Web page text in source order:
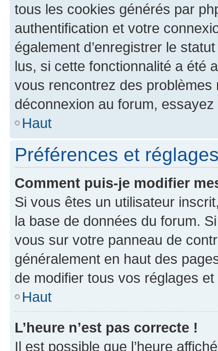
tous les cookies générés par
authentification et votre
également d’enregistrer le
lus, si cette fonctionnalité a été
vous rencontrez des
déconnexion au forum,
Haut
Préférences et
Comment puis-je modifier
Si vous êtes un utilisateur
la base de données du forum.
vous sur votre panneau de
généralement en haut des
de modifier tous vos réglages
Haut
L’heure n’est pas correcte !
Il est possible que l’heure